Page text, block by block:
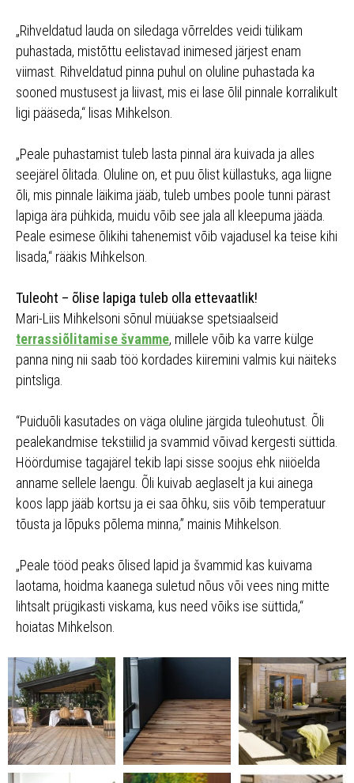
„Rihveldatud lauda on siledaga võrreldes veidi tülikam
puhastada, mistõttu eelistavad inimesed järjest enam
viimast. Rihveldatud pinna puhul on oluline puhastada ka
sooned mustusest ja liivast, mis ei lase õlil pinnale korralikult
ligi pääseda,“ lisas Mihkelson.
„Peale puhastamist tuleb lasta pinnal ära kuivada ja alles
seejärel õlitada. Oluline on, et puu õlist küllastuks, aga liigne
õli, mis pinnale läikima jääb, tuleb umbes poole tunni pärast
lapiga ära pühkida, muidu võib see jala all kleepuma jääda.
Peale esimese õlikihi tahenemist võib vajadusel ka teise kihi
lisada,“ rääkis Mihkelson.
Tuleoht – õlise lapiga tuleb olla ettevaatlik!
Mari-Liis Mihkelsoni sõnul müüakse spetsiaalseid
terrassiõlitamise švamme, millele võib ka varre külge
panna ning nii saab töö kordades kiiremini valmis kui näiteks
pintsliga.
“Puiduõli kasutades on väga oluline järgida tuleohutust. Õli
pealekandmise tekstiilid ja svammid võivad kergesti süttida.
Höördumise tagajärel tekib lapi sisse soojus ehk niiöelda
anname sellele laengu. Õli kuivab aeglaselt ja kui ainega
koos lapp jääb kortsu ja ei saa õhku, siis võib temperatuur
tõusta ja lõpuks põlema minna,” mainis Mihkelson.
„Peale tööd peaks õlised lapid ja švammid kas kuivama
laotama, hoidma kaanega suletud nõus või vees ning mitte
lihtsalt prügikasti viskama, kus need võiks ise süttida,“
hoiatas Mihkelson.